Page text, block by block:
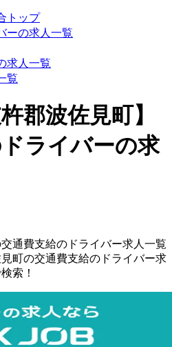
トップ
ーの求人一覧
求人一覧
覧
郡波佐見町】
ライバーの求
交通費支給の ドライバー求人一覧
町の交通費支給の ドライバー求
索！